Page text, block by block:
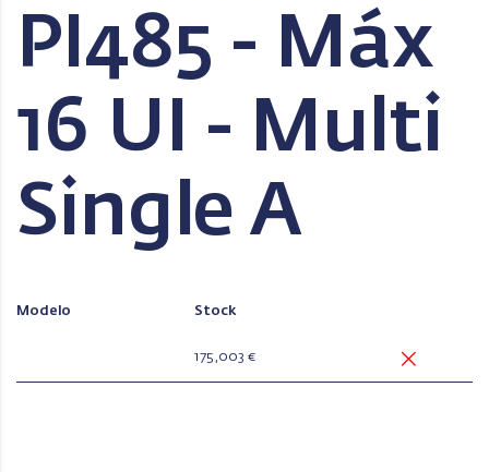
PI485 - Máx
16 UI - Multi
Single A
Modelo Stock
175,003 €